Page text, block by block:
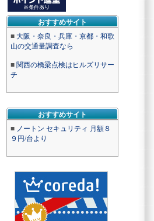
おすすめサイト
■ 大阪・奈良・兵庫・京都・和歌
山の交通量調査なら
■ 関西の橋梁点検はヒルズリサー
チ
おすすめサイト
■ ノートン セキュリティ 月額８
９円/台より